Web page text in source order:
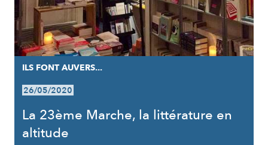
ILS FONT AUVERS...
26/05/2020
La 23ème Marche, la littérature en
altitude